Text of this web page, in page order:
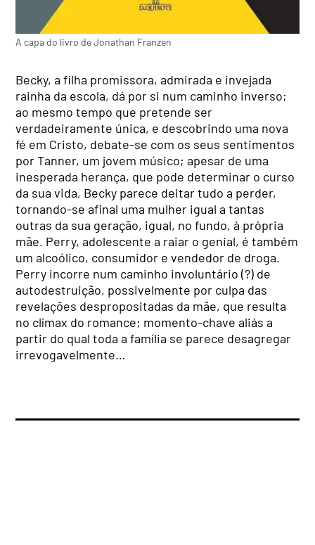
A capa do livro de Jonathan Franzen
Becky, a filha promissora, admirada e invejada
rainha da escola, dá por si num caminho inverso;
ao mesmo tempo que pretende ser
verdadeiramente única, e descobrindo uma nova
fé em Cristo, debate-se com os seus sentimentos
por Tanner, um jovem músico; apesar de uma
inesperada herança, que pode determinar o curso
da sua vida, Becky parece deitar tudo a perder,
tornando-se afinal uma mulher igual a tantas
outras da sua geração, igual, no fundo, à própria
mãe. Perry, adolescente a raiar o genial, é também
um alcoólico, consumidor e vendedor de droga.
Perry incorre num caminho involuntário (?) de
autodestruição, possivelmente por culpa das
revelações despropositadas da mãe, que resulta
no clímax do romance; momento-chave aliás a
partir do qual toda a família se parece desagregar
irrevogavelmente…